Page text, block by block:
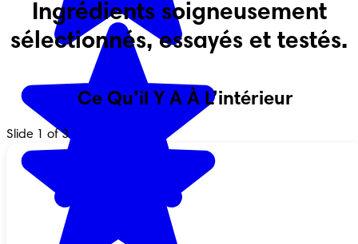
Ingrédients soigneusement
sélectionnés, essayés et testés.
Ce Qu’il Y A À L’intérieur
Slide 1 of 3